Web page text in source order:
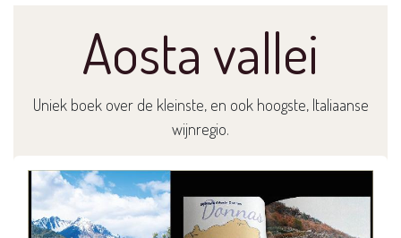
Aosta vallei
Uniek boek over de kleinste, en ook hoogste, Italiaanse
wijnregio.